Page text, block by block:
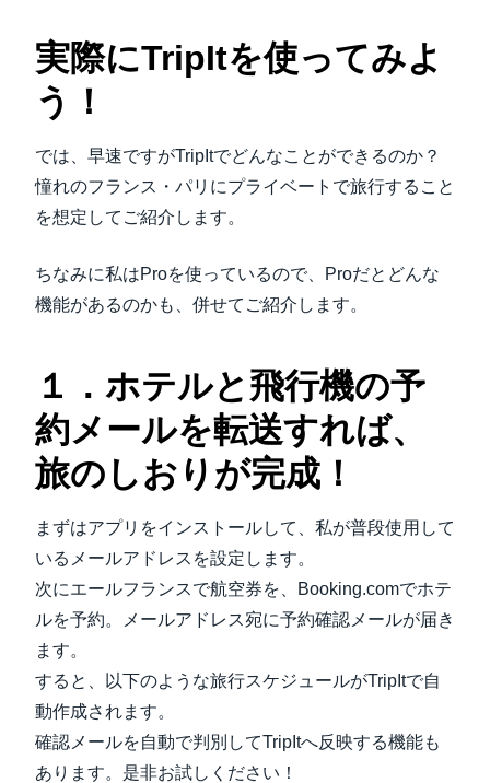
実際にTripItを使ってみよ
う！
では、早速ですがTripItでどんなことができるのか？
憧れのフランス・パリにプライベートで旅行すること
を想定してご紹介します。
ちなみに私はProを使っているので、Proだとどんな
機能があるのかも、併せてご紹介します。
１．ホテルと飛行機の予
約メールを転送すれば、
旅のしおりが完成！
まずはアプリをインストールして、私が普段使用して
いるメールアドレスを設定します。
次にエールフランスで航空券を、Booking.comでホテ
ルを予約。メールアドレス宛に予約確認メールが届き
ます。
すると、以下のような旅行スケジュールがTripItで自
動作成されます。
確認メールを自動で判別してTripItへ反映する機能も
あります。是非お試しください！